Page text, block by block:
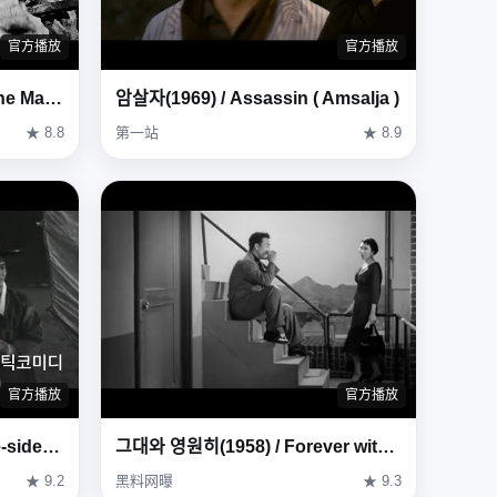
官方播放
돌아오지 않는 해병(1963) / The Marines Who Never Returned ( Dora-oji Anneun Haebyeong )
★ 8.8
官方播放
암살자(1969) / Assassin ( Amsalja )
第一站 ★ 8.9
官方播放
공주님의 짝사랑 (1967) / One-sided Love of Princess (Gongjunimui Jjaksarang)
★ 9.2
官方播放
그대와 영원히(1958) / Forever with You (Geudae-wa yeong-wonhi)
黑料网曝 ★ 9.3